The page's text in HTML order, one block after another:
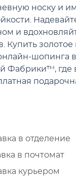
носку и
и
Купить
шопинга
Фабрики™, где
в отделение
в почтомат
курьером